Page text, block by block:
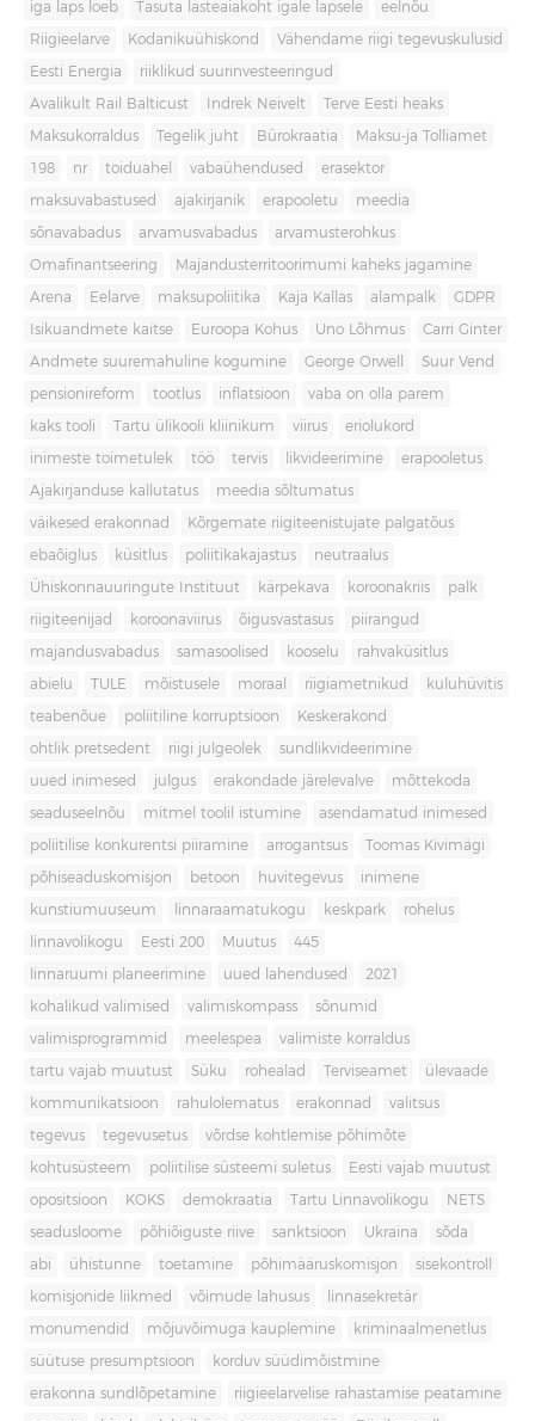
iga laps loeb Tasuta lasteaiakoht igale lapsele eelnõu
Riigieelarve Kodanikuühiskond Vähendame riigi tegevuskulusid
Eesti Energia riiklikud suurinvesteeringud
Avalikult Rail Balticust Indrek Neivelt Terve Eesti heaks
Maksukorraldus Tegelik juht Bürokraatia Maksu-ja Tolliamet
198 nr toiduahel vabaühendused erasektor
maksuvabastused ajakirjanik erapooletu meedia
sõnavabadus arvamusvabadus arvamusterohkus
Omafinantseering Majandusterritoorimumi kaheks jagamine
Arena Eelarve maksupoliitika Kaja Kallas alampalk GDPR
Isikuandmete kaitse Euroopa Kohus Uno Lõhmus Carri Ginter
Andmete suuremahuline kogumine George Orwell Suur Vend
pensionireform tootlus inflatsioon vaba on olla parem
kaks tooli Tartu ülikooli kliinikum viirus eriolukord
inimeste toimetulek töö tervis likvideerimine erapooletus
Ajakirjanduse kallutatus meedia sõltumatus
väikesed erakonnad Kõrgemate riigiteenistujate palgatõus
ebaõiglus küsitlus poliitikakajastus neutraalus
Ühiskonnauuringute Instituut kärpekava koroonakriis palk
riigiteenijad koroonaviirus õigusvastasus piirangud
majandusvabadus samasoolised kooselu rahvaküsitlus
abielu TULE mõistusele moraal riigiametnikud kuluhüvitis
teabenõue poliitiline korruptsioon Keskerakond
ohtlik pretsedent riigi julgeolek sundlikvideerimine
uued inimesed julgus erakondade järelevalve mõttekoda
seaduseelnõu mitmel toolil istumine asendamatud inimesed
poliitilise konkurentsi piiramine arrogantsus Toomas Kivimägi
põhiseaduskomisjon betoon huvitegevus inimene
kunstiumuuseum linnaraamatukogu keskpark rohelus
linnavolikogu Eesti 200 Muutus 445
linnaruumi planeerimine uued lahendused 2021
kohalikud valimised valimiskompass sõnumid
valimisprogrammid meelespea valimiste korraldus
tartu vajab muutust Süku rohealad Terviseamet ülevaade
kommunikatsioon rahulolematus erakonnad valitsus
tegevus tegevusetus võrdse kohtlemise põhimõte
kohtusüsteem poliitilise süsteemi suletus Eesti vajab muutust
opositsioon KOKS demokraatia Tartu Linnavolikogu NETS
seadusloome põhiõiguste riive sanktsioon Ukraina sõda
abi ühistunne toetamine põhimääruskomisjon sisekontroll
komisjonide liikmed võimude lahusus linnasekretär
monumendid mõjuvõimuga kauplemine kriminaalmenetlus
süütuse presumptsioon korduv süüdimõistmine
erakonna sundlõpetamine riigieelarvelise rahastamise peatamine